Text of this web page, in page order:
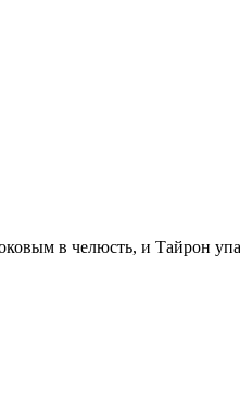
в челюсть, и Тайрон